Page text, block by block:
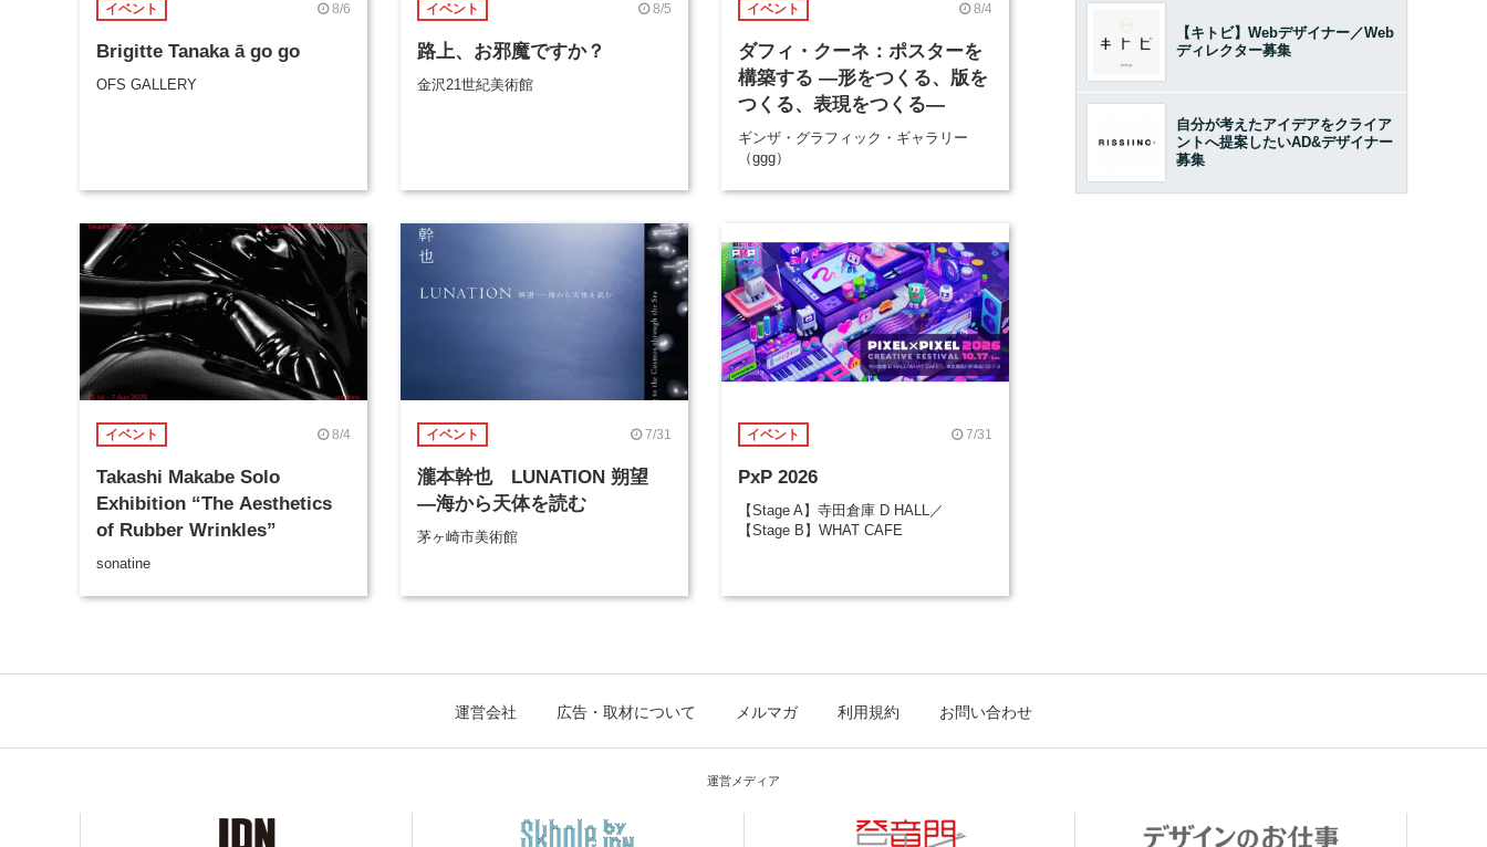
イベント 8/6
Brigitte Tanaka ā go go
OFS GALLERY
イベント 8/5
路上、お邪魔ですか？
金沢21世紀美術館
イベント 8/4
ダフィ・クーネ：ポスターを
構築する ―形をつくる、版を
つくる、表現をつくる―
ギンザ・グラフィック・ギャラリー
（ggg）
イベント 8/4
Takashi Makabe Solo
Exhibition “The Aesthetics
of Rubber Wrinkles”
sonatine
イベント 7/31
瀧本幹也 LUNATION 朔望
―海から天体を読む
茅ヶ崎市美術館
イベント 7/31
PxP 2026
【Stage A】寺田倉庫 D HALL／
【Stage B】WHAT CAFE
【キトビ】Webデザイナー／Web
ディレクター募集
自分が考えたアイデアをクライア
ントへ提案したいAD&デザイナー
募集
運営会社 広告・取材について メルマガ 利用規約 お問い合わせ
運営メディア